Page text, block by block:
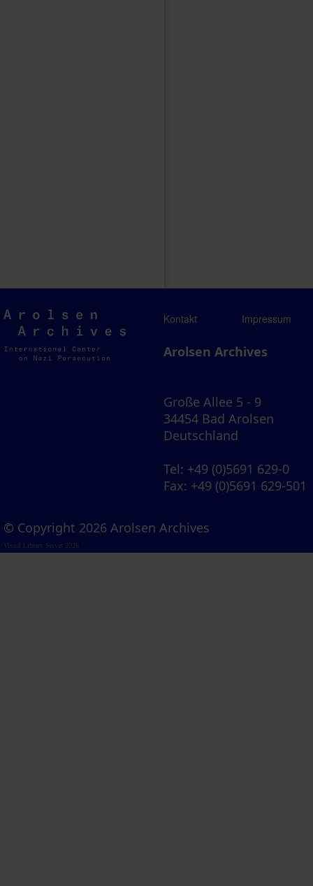
Arolsen
Archives
Kontakt Impressum
Arolsen Archives
Große Allee 5 - 9
34454 Bad Arolsen
Deutschland
Tel: +49 (0)5691 629-0
Fax: +49 (0)5691 629-501
© Copyright 2026 Arolsen Archives
Visual Library Server 2026